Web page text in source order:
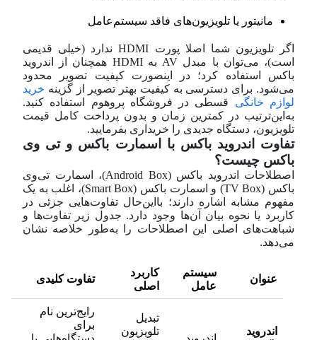
مانیتور یا تلویزیون‌های فاقد سیستم‌عامل
اگر تلویزیون شما اصلا پورت HDMI ندارد (خیلی قدیمی
است)، می‌توان با مبدل AV به HDMI همچنان از اندروید
باکس استفاده کرد؛ در اینصورت کیفیت تصویر محدود
می‌شود. برای دسترسی به کیفیت بهتر تصویر از گزینه خرید
لوازم خانگی قسطی در فروشگاه پروهوم استفاده کنید.
به‌این‌ترتیب در کمترین زمان و بدون پرداخت کامل قیمت
تلویزیون، دستگاه جدیدی را خریداری بفرمایید.
تفاوت اندروید باکس با اسمارت باکس و تی وی
باکس چیست؟
اصطلاحات اندروید باکس (Android Box)، اسمارت تی‌وی
باکس (TV Box) و اسمارت باکس (Smart Box)، اغلب به یک
مفهوم مشابه اشاره دارند؛ بااین‌حال تفاوت‌هایی جزئی در
کاربرد یا نحوه بیان آن‌ها وجود دارد. جدول زیر تفاوت‌ها و
شباهت‌های اصلی این اصطلاحات را به‌طور خلاصه نشان
می‌دهد.
عنوان
سیستم
عامل
کاربرد
اصلی
تفاوت کلیدی
اندروید
تبدیل
تلویزیون
رایج‌ترین نام
برای